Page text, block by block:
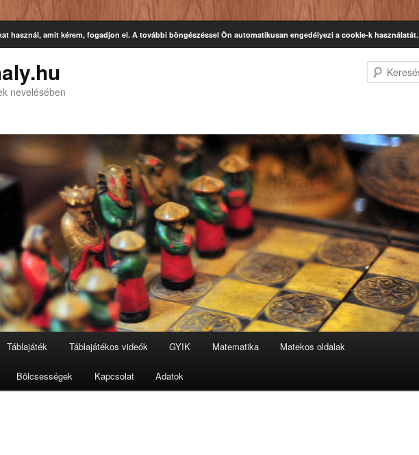
nevelésében
Táblajáték Táblajátékos videók GYIK Matematika Matekos oldalak
Bölcsességek Kapcsolat Adatok
használ, amit kérem, fogadjon el. A további böngészéssel Ön automatikusan engedélyezi a cookie-k használatát.